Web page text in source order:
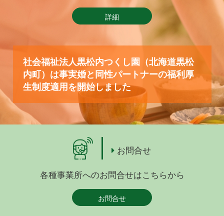
詳細
社会福祉法人黒松内つくし園（北海道黒松
内町）は事実婚と同性パートナーの福利厚
生制度適用を開始しました
お問合せ
各種事業所へのお問合せはこちらから
お問合せ